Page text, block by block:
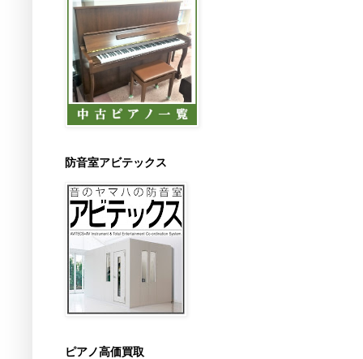
防音室アビテックス
ピアノ高価買取